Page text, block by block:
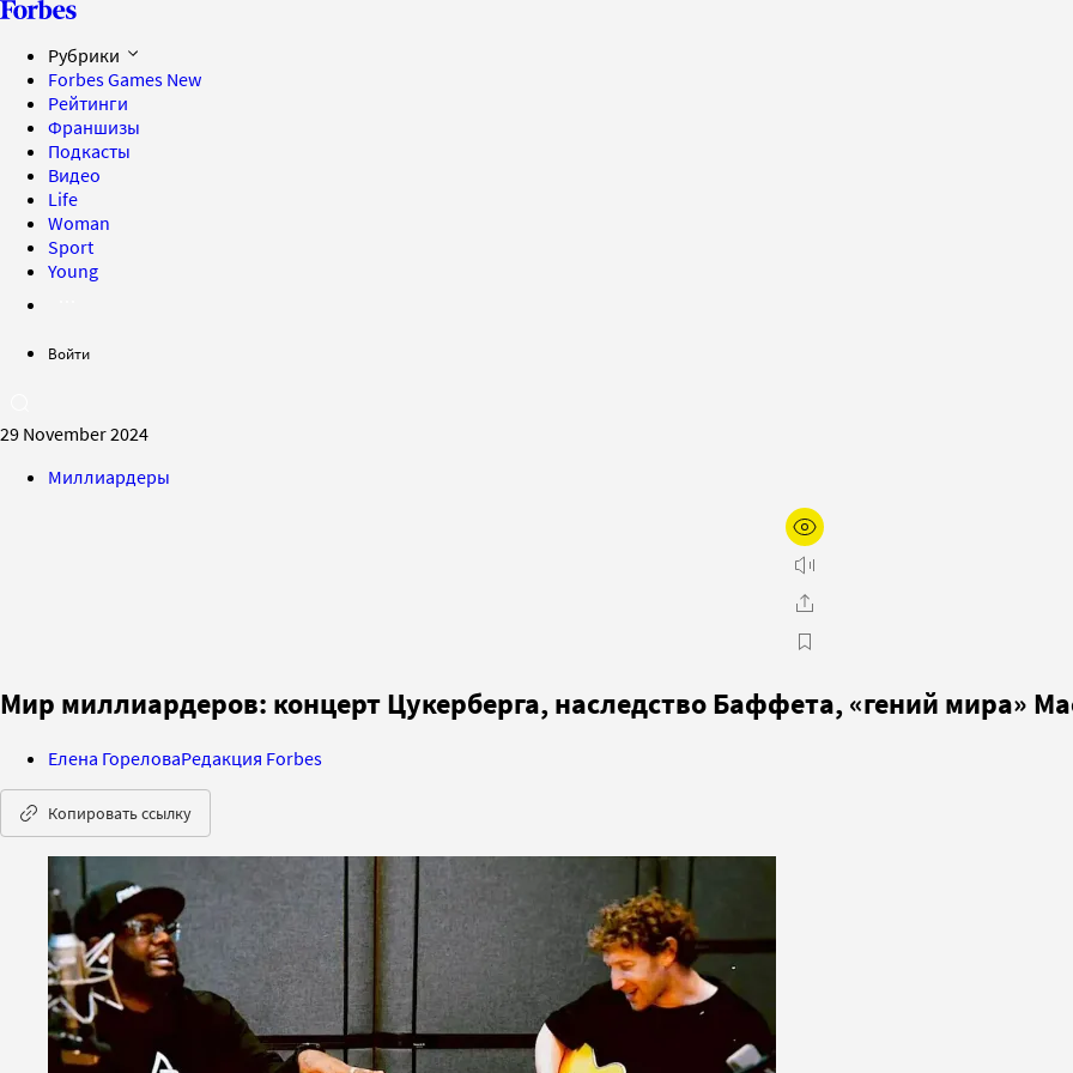
Рубрики
Forbes Games New
Рейтинги
Франшизы
Подкасты
Видео
Life
Woman
Sport
Young
Войти
29 November 2024
Миллиардеры
Мир миллиардеров: концерт Цукерберга, наследство Баффета, «гений мира»
Елена ГореловаРедакция Forbes
Копировать ссылку